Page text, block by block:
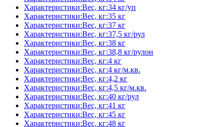
Характеристики:Вес, кг:34 кг/уп
Характеристики:Вес, кг:35 кг
Характеристики:Вес, кг:37 кг
Характеристики:Вес, кг:37,5 кг/рул
Характеристики:Вес, кг:38 кг
Характеристики:Вес, кг:38,8 кг/рулон
Характеристики:Вес, кг:4 кг
Характеристики:Вес, кг:4 кг/м.кв.
Характеристики:Вес, кг:4,2 кг
Характеристики:Вес, кг:4,5 кг/м.кв.
Характеристики:Вес, кг:40 кг/рул
Характеристики:Вес, кг:41 кг
Характеристики:Вес, кг:45 кг
Характеристики:Вес, кг:48 кг